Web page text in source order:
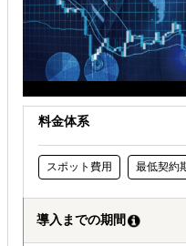
料金体系
スポット費用 最低契約
導入までの期間